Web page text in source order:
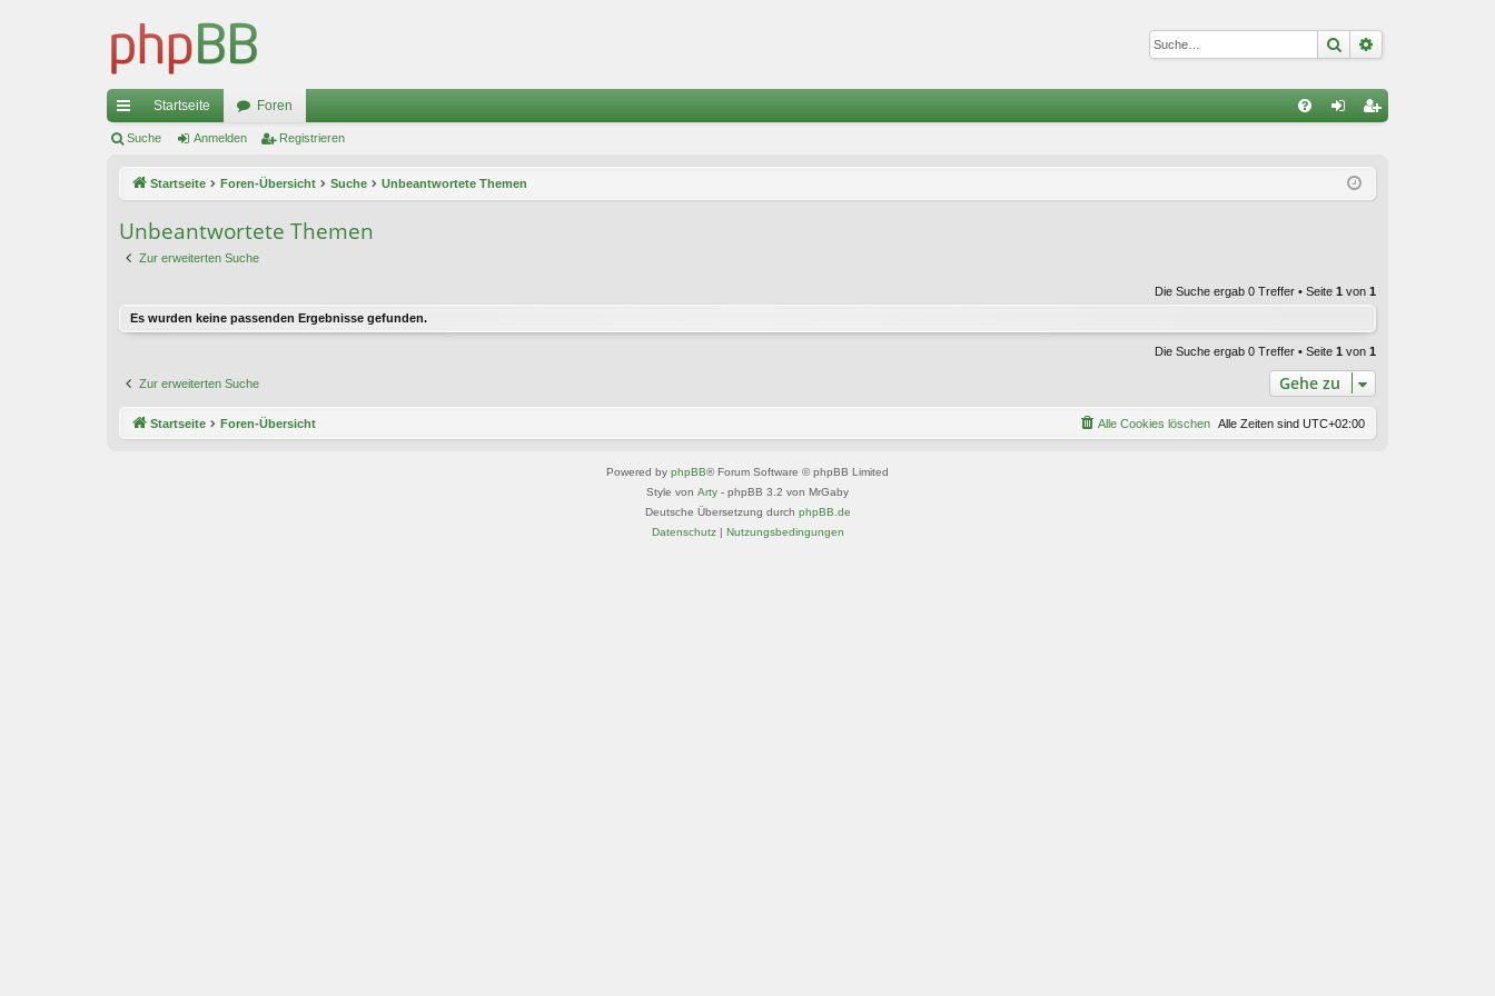
Suche
ch
ug
Startseite Foren
ist
Suche Anmelden Registrieren
Startseite Foren-Übersicht Suche Unbeantwortete Themen
Unbeantwortete Themen
Zur erweiterten Suche
Die Suche ergab 0 Treffer • Seite 1 von 1
Es wurden keine passenden Ergebnisse gefunden.
Die Suche ergab 0 Treffer • Seite 1 von 1
Zur erweiterten Suche Gehe zu
Startseite Foren-Übersicht Alle Zeiten sind UTC+02:00
Alle Cookies löschen
Powered by phpBB® Forum Software © phpBB Limited
Style von Arty - phpBB 3.2 von MrGaby
Deutsche Übersetzung durch phpBB.de
Datenschutz| Nutzungsbedingungen